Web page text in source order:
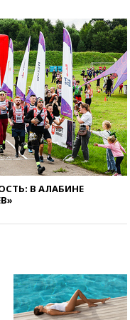
по открытию
пролива
Politico: США
обмен
с Украиной
Великобритания
санкции против
В Ярославской области
БПЛА упали в
НПЗ
МИД России ответил на
ядерной
товарооборота
и Армении на две
В АЛАБИНЕ